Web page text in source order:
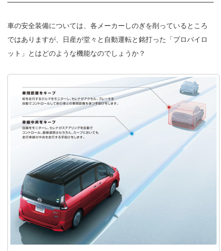
車の安全装備については、各メーカーしのぎを削っているところ
ではありますが、日産が堂々と自動運転と銘打った「プロパイロ
ット」とはどのような機能なのでしょうか？